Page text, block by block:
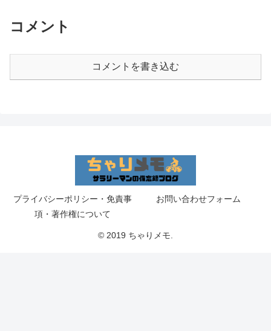
コメント
コメントを書き込む
プライバシーポリシー・免責事
項・著作権について
お問い合わせフォーム
© 2019 ちゃりメモ.